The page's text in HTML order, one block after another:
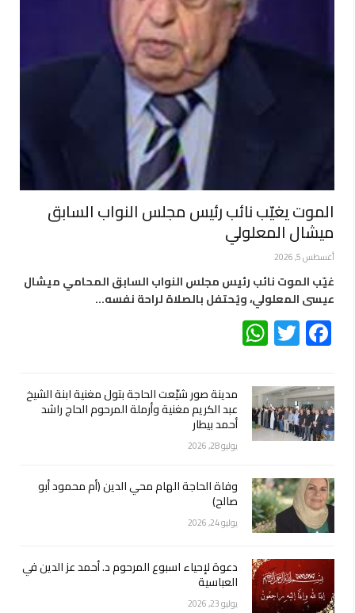
الموت يغيّب نائب رئيس مجلس النواب السابق
ميشال المعلولي
أغسطس 5, 2026
غيّب الموت نائب رئيس مجلس النواب السابق المحامي ميشال
عيسى المعلولي، ويُحتفل بالصلاة لراحة نفسه…
Facebook
Twitter
مدينة صور شيّعت الحاجة بتول مغنية ابنة الشيخ
عبد الكريم مغنية وأرملة المرحوم الحاج راشد
أحمد بيطار
يوليو 28, 2026
وفاة الحاجة الهام محي الدين (أم محمود أبو
صالح)
يوليو 24, 2026
دعوة لإحياء اسبوع المرحوم د. أحمد عز الدين في
العباسية
يوليو 23, 2026